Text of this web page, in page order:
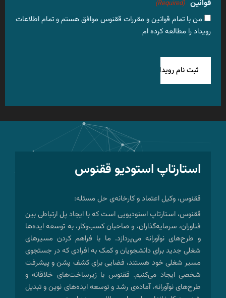
قوانین (Required)
من با تمام قوانین و مقررات ققنوس موافق هستم و تمام اطلاعات
رویداد را مطالعه کرده ام
استارتاپ استودیو ققنوس
ققنوس، وکیل اعتماد و کارخانه‌ی حل مسئله:
ققنوس، استارتاپ استودیویی است که با ایجاد پل ارتباطی بین
فناوران، سرمایه‌گذاران، و صاحبان کسب‌وکار، به توسعه ایده‌ها
و طرح‌های نوآورانه می‌پردازد. ما با فراهم کردن مسیرهای
شغلی جدید برای دانشجویان و کمک به افرادی که در جستجوی
مسیر شغلی خود هستند، فضایی برای کشف پشن و پیشرفت
شخصی ایجاد می‌کنیم. ققنوس با زیرساخت‌های خلاقانه و
طرح‌های نوآورانه، آماده‌ی رشد و توسعه ایده‌های نوین و تبدیل